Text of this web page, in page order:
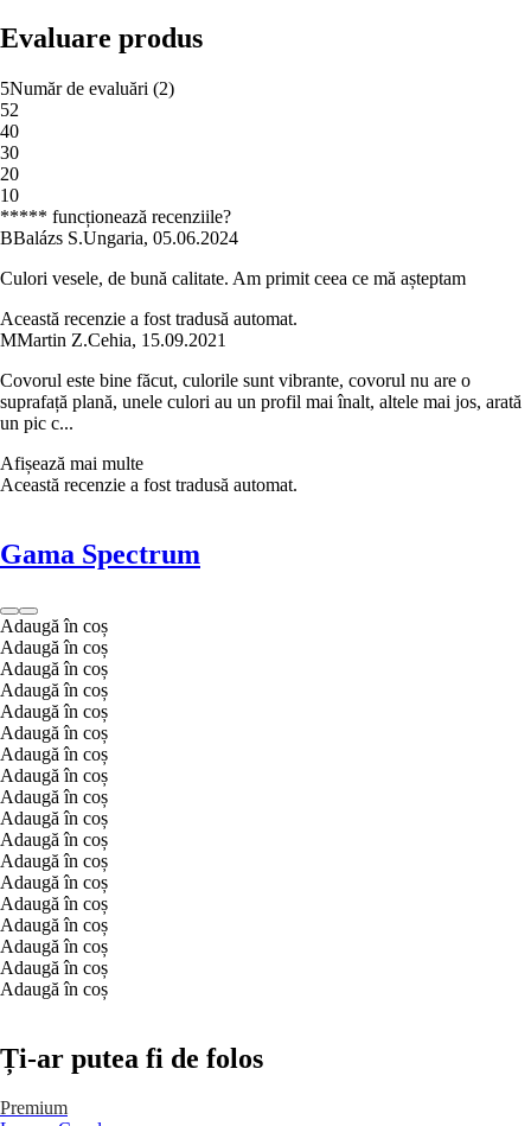
Evaluare produs
5Număr de evaluări (2)
52
40
30
20
10
***** funcționează recenziile?
BBalázs S.Ungaria, 05.06.2024
Culori vesele, de bună calitate. Am primit ceea ce mă așteptam
Această recenzie a fost tradusă automat.
MMartin Z.Cehia, 15.09.2021
Covorul este bine făcut, culorile sunt vibrante, covorul nu are o
suprafață plană, unele culori au un profil mai înalt, altele mai jos, arată
un pic c...
Afișează mai multe
Această recenzie a fost tradusă automat.
Gama Spectrum
Adaugă în coș
Adaugă în coș
Adaugă în coș
Adaugă în coș
Adaugă în coș
Adaugă în coș
Adaugă în coș
Adaugă în coș
Adaugă în coș
Adaugă în coș
Adaugă în coș
Adaugă în coș
Adaugă în coș
Adaugă în coș
Adaugă în coș
Adaugă în coș
Adaugă în coș
Adaugă în coș
Ți-ar putea fi de folos
Premium